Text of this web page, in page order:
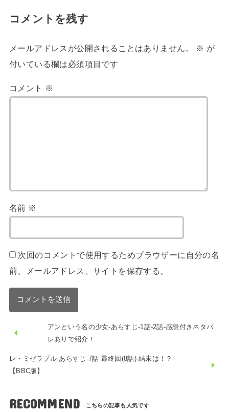
コメントを残す
メールアドレスが公開されることはありません。 ※ が
付いている欄は必須項目です
コメント ※
名前 ※
次回のコメントで使用するためブラウザーに自分の名
前、メールアドレス、サイトを保存する。
アンという名の少女-あらすじ-1話-2話-感想付きネタバ
レありで紹介！
レ・ミゼラブル-あらすじ-7話-最終回(8話)-結末は！？
【BBC版】
RECOMMEND